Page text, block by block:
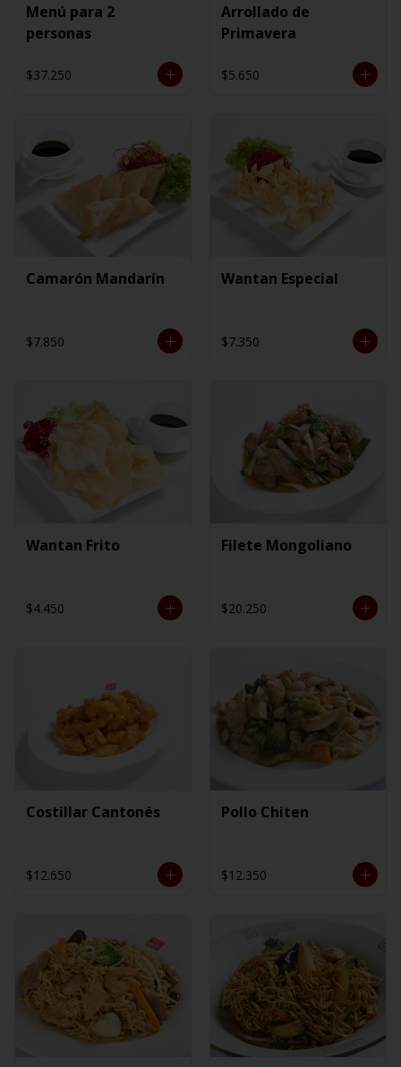
Menú para 2
personas
$37.250
Arrollado de
Primavera
$5.650
Camarón Mandarín
$7.850
Wantan Especial
$7.350
Wantan Frito
$4.450
Filete Mongoliano
$20.250
Costillar Cantonés
$12.650
Pollo Chiten
$12.350